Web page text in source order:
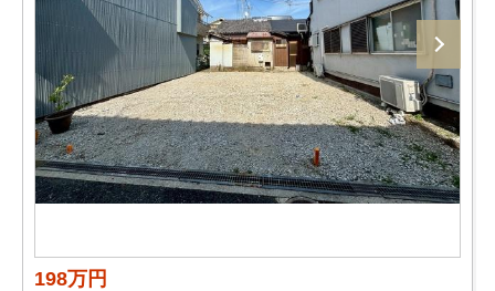
198万円